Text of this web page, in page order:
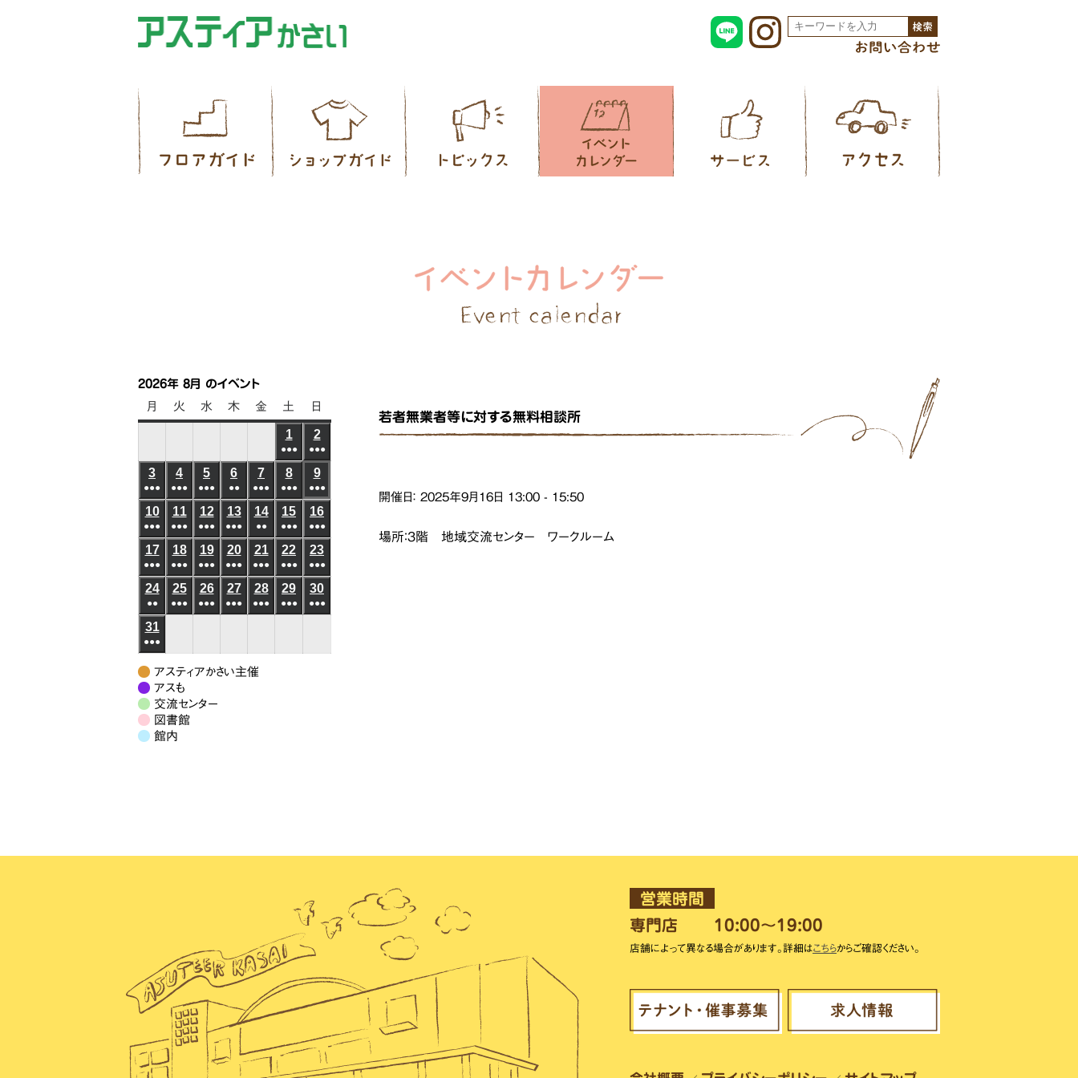
若者無業者等に対する無料相談所
開催日： 2025年9月16日 13:00 - 15:50
場所：３階 地域交流センター ワークルーム
2026年 8月 のイベント
月
曜
火
曜
水水
曜
木木
曜
金
曜
土
曜
日
日
曜
日
12026
年
8
月
1
日
●●●
(6
件
の
イ
ベ
ン
ト)
22026
年
8
月
2
日
●●●
(6
件
の
イ
ベ
ン
ト)
3 2026
年
8
月
3
日
●●●
(5
件
の
イ
ベ
ン
ト)
4 2026
年
8
月
4
日
●●●
(8
件
の
イ
ベ
ン
5 2026
年
8
月
5
日
●●●
(7
件
の
イ
ベ
ン
6 2026
年
8
月
6
日
●●
(3
件
の
イ
ベ
ン
7 2026
年
8
月
7
日
●●●
(5
件
の
イ
ベ
ン
82026
年
8
月
8
日
●●●
(10
件
の
イ
ベ
ン
92026
年
8
月
9
日
●●●
(8
件
の
イ
ベ
ン
102026
年
月
10
日
●●●
(6
件
の
イ
ベ
ン
ト)
112026
年
8
月
11
日
●●●
(8
件
の
イ
ト)
122026
年
8
月
12
日
●●●
(4
件
の
イ
ト)
132026
年
8
月
13
日
●●●
(4
件
の
イ
ト)
142026
8
月
14
日
●●
(3
件
の
イ
15 2026
年
月
15
日
●●●
(6
件
の
イ
16
年
月
日
●●●
(5
件
の
イ
172026
年
8
月
17
日
●●●
(7
件
の
イ
ベ
ン
ト)
182026
年
8
月
日
●●●
(10
件
ベ
ン
ト)
192026
年
8
月
日
●●●
(7
件
ベ
ト)
202026
年
月
日
●●●
(6
件
ベ
212026
年
8
月
日
●●●
(7
件
22 2026
年
月
日
●●●
(9
件
23
年
月
日
●●●
(7
件
242026
年
8
月
24
日
●●
(3
件
イ
ベ
ン
ト)
252026
年
25
●●●
イ
ベ
ン
262026
年
26
●●●
ベ
272026
年
27
●●●
の
282026
年
●●●
29 2026
年
●●●
30
年
●●●
312026
年
8
月
31
日
●●●
件
の
イ
ベ
アスティアかさい主催
アスも
交流センター
図書館
館内
営業時間
専門店
10:00～19:00
店舗によって異なる場合があります。詳細はこちらからご確認ください。